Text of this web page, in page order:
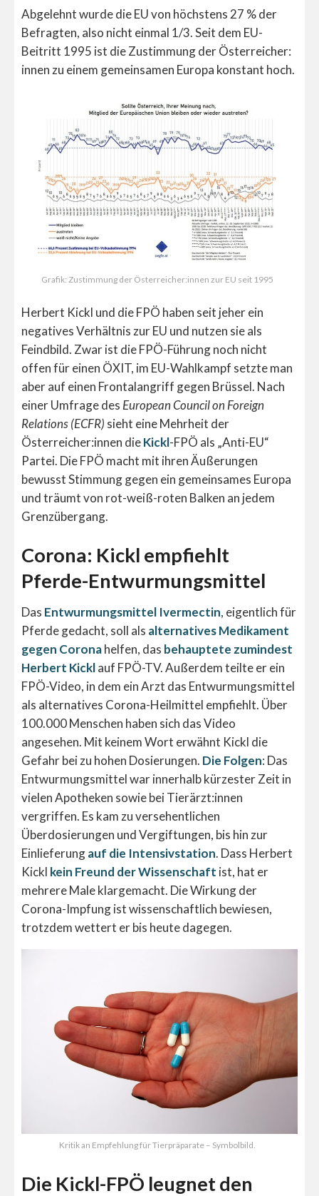
Abgelehnt wurde die EU von höchstens 27 % der
Befragten, also nicht einmal 1/3. Seit dem EU-
Beitritt 1995 ist die Zustimmung der Österreicher:
innen zu einem gemeinsamen Europa konstant hoch.
Grafik: Zustimmung der Österreicher:innen zur EU seit 1995
Herbert Kickl und die FPÖ haben seit jeher ein
negatives Verhältnis zur EU und nutzen sie als
Feindbild. Zwar ist die FPÖ-Führung noch nicht
offen für einen ÖXIT, im EU-Wahlkampf setzte man
aber auf einen Frontalangriff gegen Brüssel. Nach
einer Umfrage des European Council on Foreign
Relations (ECFR) sieht eine Mehrheit der
Österreicher:innen dieKickl-FPÖ als „Anti-EU“
Partei. Die FPÖ macht mit ihren Äußerungen
bewusst Stimmung gegen ein gemeinsames Europa
und träumt von rot-weiß-roten Balken an jedem
Grenzübergang.
Corona: Kickl empfiehlt
Pferde-Entwurmungsmittel
Das Entwurmungsmittel Ivermectin, eigentlich für
Pferde gedacht, soll als alternatives Medikament
gegen Coronahelfen, das behauptete zumindest
Herbert Kicklauf FPÖ-TV. Außerdem teilte er ein
FPÖ-Video, in dem ein Arzt das Entwurmungsmittel
als alternatives Corona-Heilmittel empfiehlt. Über
100.000 Menschen haben sich das Video
angesehen. Mit keinem Wort erwähnt Kickl die
Gefahr bei zu hohen Dosierungen. Die Folgen: Das
Entwurmungsmittel war innerhalb kürzester Zeit in
vielen Apotheken sowie bei Tierärzt:innen
vergriffen. Es kam zu versehentlichen
Überdosierungen und Vergiftungen, bis hin zur
Einlieferungauf die Intensivstation. Dass Herbert
Kickl kein Freund der Wissenschaft ist, hat er
mehrere Male klargemacht. Die Wirkung der
Corona-Impfung ist wissenschaftlich bewiesen,
trotzdem wettert er bis heute dagegen.
Kritik an Empfehlung für Tierpräparate – Symbolbild.
Die Kickl-FPÖ leugnet den